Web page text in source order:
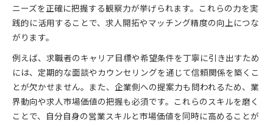
ニーズを正確に把握する観察力が挙げられます。これらの力を実
践的に活用することで、求人開拓やマッチング精度の向上につな
がります。
例えば、求職者のキャリア目標や希望条件を丁寧に引き出すため
には、定期的な面談やカウンセリングを通じて信頼関係を築くこ
とが欠かせません。また、企業側への提案力も問われるため、業
界動向や求人市場価値の把握も必須です。これらのスキルを磨く
ことで、自分自身の営業スキルと市場価値を同時に高めることが